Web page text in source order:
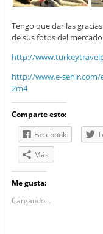
Tengo que dar las
de sus fotos del
http://
http://www.e-sehir.com/
2m4
Comparte esto:
Facebook
Más
Me gusta:
Cargando...